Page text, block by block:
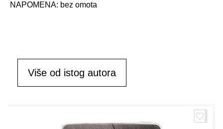
NAPOMENA: bez omota
Više od istog autora